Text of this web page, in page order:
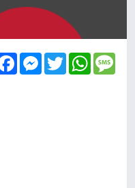
FacebookMessenger
Twitter